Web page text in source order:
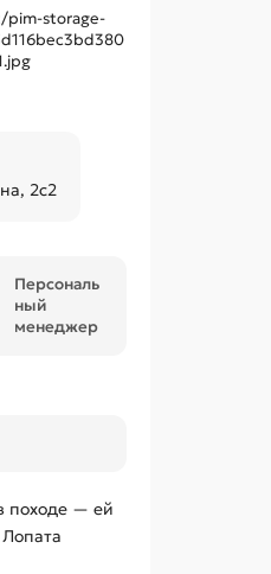
pim-storage-
2с2
Персональ
ный
менеджер
походе — ей